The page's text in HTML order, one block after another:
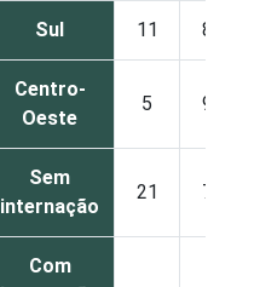
Sul 11 89
Centro-
Oeste
5 95
Sem
internação
21 79
Com